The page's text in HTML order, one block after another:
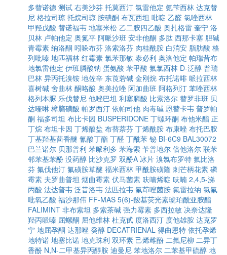
多替诺德 测试 右美沙芬 托莫西汀 氯雷他定 氨苄西林 达克替
尼 格拉司琼 托烷司琼 胺碘酮 布瓦西坦 吡啶 乙醛 氯唑西林
甲羟戊酸 替诺福韦 地塞米松 乙二胺四乙酸 奥扎格雷 奎宁 洛
贝林 卢帕他定 奥氮平 阿哌沙班 安非他酮 多肽 西那卡塞 胆碱
青霉素 纳洛酮 吲哚布芬 洛索洛芬 肉桂酰胺 白消安 脂肪酸 格
列吡嗪 地匹福林 红霉素 氯苯那敏 泰必利 奥洛他定 帕瑞昔布
地氯雷他定 伊班膦酸钠 蛋氨酸 苯甲酸 氟氯西林 D-泛醇 普瑞
巴林 异丙托溴铵 地佐辛 东莨菪碱 金刚烷 布托诺啡 哌拉西林
喜树碱 舍曲林 酮咯酸 奥美拉唑 阿加曲班 阿格列汀 苯唑西林
格列本脲 乐伐替尼 他唑巴坦 利塞膦酸 比索洛尔 替罗非班 贝
达喹啉 樟脑磺酸 帕罗西汀 依帕司他 肉毒碱 恩替卡韦 普罗帕
酮 福多司坦 布比卡因 BUSPERIDONE 丁螺环酮 布他米酯 正
丁烷 布坦卡因 丁烯酸盐 布替萘芬 丁烯酰胺 布康唑 布托巴胺
丁基羟基茴香醚 氰酸丁酯 丁醛 丁酰苯 铋 BI-6C9 BAL30072
巴兰诺尔 贝那普利 苯哌利多 苯海索 苄普地尔 倍他洛尔 联苯
邻苯基苯酚 没药醇 比沙克罗 双酚A 冰片 溴氯布罗特 氟比洛
芬 氟伐他汀 氟磺胺草醚 福米西林 甲酰胺磺隆 刺芒柄花素 磷
霉素 夫罗曲普坦 烟曲霉素 伏马菌素 呋喃烯啶 呋喃 2,4,5-涕
丙酸 法达普韦 泛昔洛韦 法匹拉韦 氟茚唑菌胺 氟雷拉纳 氯氟
吡氧乙酸 福沙那伟 FF-MAS 5(6)-羧基荧光素琥珀酰亚胺酯
FALIMINT 非布索坦 多索茶碱 强力霉素 多西拉敏 决奈达隆
羟丙哌嗪 屈螺酮 屈他维林 杜克甙 度洛西汀 度他雄胺 达克罗
宁 地屈孕酮 达那唑 癸醇 DECATRIENAL 得曲恩特 依托孕烯
地特诺 地塞比诺 地克珠利 双环素 己烯雌酚 二氟尼柳 二异丁
香酚 N,N-二甲基异丙醇胺 迪曼尼 苯地洛尔 二苯基甲硫醇 地